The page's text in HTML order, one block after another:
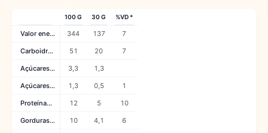
100 G 30 G %VD *
Valor energético (kcal) 344 137 7
Carboidratos (g) 51 20 7
Açúcares totais (g) 3,3 1,3
Açúcares adicionados (g) 1,3 0,5 1
Proteínas (g) 12 5 10
Gorduras totais (g) 10 4,1 6